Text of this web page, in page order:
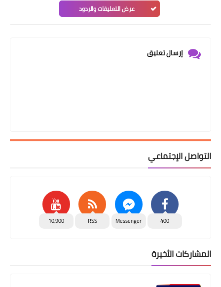
عرض التعليقات والردود
إرسال تعليق
التواصل الإجتماعي
400
Messenger
RSS
10,900
المشاركات الأخيرة